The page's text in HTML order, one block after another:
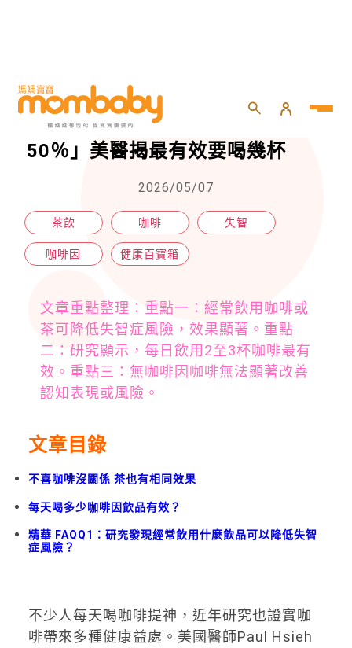
HOME 親子 健康百寶箱
茶和咖啡能降失智機率「效果超過
50％」美醫揭最有效要喝幾杯
2026/05/07
茶飲 咖啡 失智
咖啡因 健康百寶箱
文章重點整理：重點一：經常飲用咖啡或
茶可降低失智症風險，效果顯著。重點
二：研究顯示，每日飲用2至3杯咖啡最有
效。重點三：無咖啡因咖啡無法顯著改善
認知表現或風險。
文章目錄
不喜咖啡沒關係 茶也有相同效果
每天喝多少咖啡因飲品有效？
精華 FAQQ1：研究發現經常飲用什麼飲品可以降低失智
症風險？
不少人每天喝咖啡提神，近年研究也證實咖
啡帶來多種健康益處。美國醫師Paul Hsieh